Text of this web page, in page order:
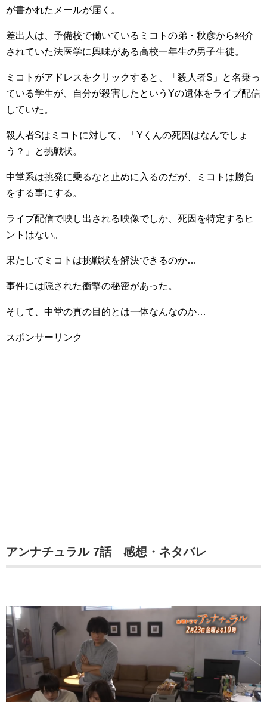
が書かれたメールが届く。
差出人は、予備校で働いているミコトの弟・秋彦から紹介
されていた法医学に興味がある高校一年生の男子生徒。
ミコトがアドレスをクリックすると、「殺人者S」と名乗っ
ている学生が、自分が殺害したというYの遺体をライブ配信
していた。
殺人者Sはミコトに対して、「Yくんの死因はなんでしょ
う？」と挑戦状。
中堂系は挑発に乗るなと止めに入るのだが、ミコトは勝負
をする事にする。
ライブ配信で映し出される映像でしか、死因を特定するヒ
ントはない。
果たしてミコトは挑戦状を解決できるのか…
事件には隠された衝撃の秘密があった。
そして、中堂の真の目的とは一体なんなのか…
スポンサーリンク
アンナチュラル 7話 感想・ネタバレ